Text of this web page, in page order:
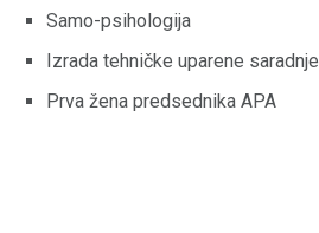
Samo-psihologija
Izrada tehničke uparene saradnje
Prva žena predsednika APA